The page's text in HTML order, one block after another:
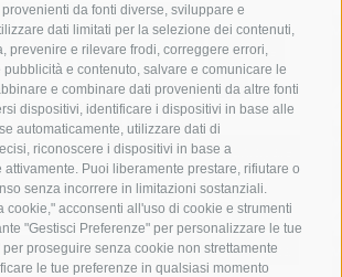
da fonti diverse, sviluppare e
dati limitati per la selezione dei contenuti,
prevenire e rilevare frodi, correggere errori,
e contenuto, salvare e comunicare le
e combinare dati provenienti da altre fonti
dispositivi, identificare i dispositivi in base alle
automaticamente, utilizzare dati di
riconoscere i dispositivi in base a
Puoi liberamente prestare, rifiutare o
senza incorrere in limitazioni sostanziali.
cookie," acconsenti all'uso di cookie e strumenti
"Gestisci Preferenze" per personalizzare le tue
proseguire senza cookie non strettamente
le tue preferenze in qualsiasi momento
covid-19 eav
elezioni
gori guardia costiera
incidente
mare
massa lubrense
Meta napoli
ordinanza
piano di sorrento
polizia municipale
Regione Campania
sant'agnello
sorrento studenti temporali
treni
villa fiorentino vincenzo de luca